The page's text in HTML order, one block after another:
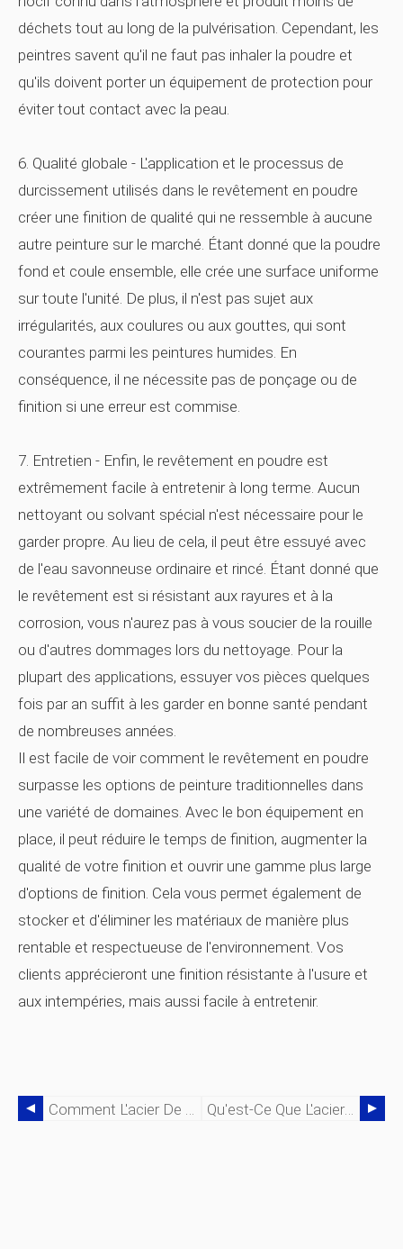
déchets tout au long de la pulvérisation. Cependant, les
peintres savent qu'il ne faut pas inhaler la poudre et
qu'ils doivent porter un équipement de protection pour
éviter tout contact avec la peau.
6. Qualité globale - L'application et le processus de
durcissement utilisés dans le revêtement en poudre
créer une finition de qualité qui ne ressemble à aucune
autre peinture sur le marché. Étant donné que la poudre
fond et coule ensemble, elle crée une surface uniforme
sur toute l'unité. De plus, il n'est pas sujet aux
irrégularités, aux coulures ou aux gouttes, qui sont
courantes parmi les peintures humides. En
conséquence, il ne nécessite pas de ponçage ou de
finition si une erreur est commise.
7. Entretien - Enfin, le revêtement en poudre est
extrêmement facile à entretenir à long terme. Aucun
nettoyant ou solvant spécial n'est nécessaire pour le
garder propre. Au lieu de cela, il peut être essuyé avec
de l'eau savonneuse ordinaire et rincé. Étant donné que
le revêtement est si résistant aux rayures et à la
corrosion, vous n'aurez pas à vous soucier de la rouille
ou d'autres dommages lors du nettoyage. Pour la
plupart des applications, essuyer vos pièces quelques
fois par an suffit à les garder en bonne santé pendant
de nombreuses années.
Il est facile de voir comment le revêtement en poudre
surpasse les options de peinture traditionnelles dans
une variété de domaines. Avec le bon équipement en
place, il peut réduire le temps de finition, augmenter la
qualité de votre finition et ouvrir une gamme plus large
d'options de finition. Cela vous permet également de
stocker et d'éliminer les matériaux de manière plus
rentable et respectueuse de l'environnement. Vos
clients apprécieront une finition résistante à l'usure et
aux intempéries, mais aussi facile à entretenir.
Comment L'acier De Construction Est-Il Fabriqué Aux États-Unis ? Qu'est-Ce Que L'acier De Construction Et Quelles Structures Peut-Il Créer (faits) ?